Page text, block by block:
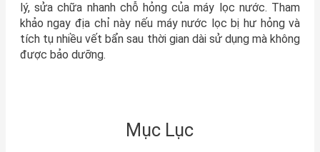
lý, sửa chữa nhanh chỗ hỏng của máy lọc nước. Tham
khảo ngay địa chỉ này nếu máy nước lọc bị hư hỏng và
tích tụ nhiều vết bẩn sau thời gian dài sử dụng mà không
được bảo dưỡng.
Mục Lục